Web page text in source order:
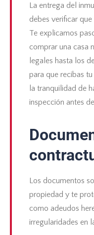
La entrega del
debes verificar
Te explicamos
comprar una casa
legales hasta los
para que recibas
la tranquilidad de
inspección antes
Los documentos
propiedad y te
como adeudos
irregularidades en